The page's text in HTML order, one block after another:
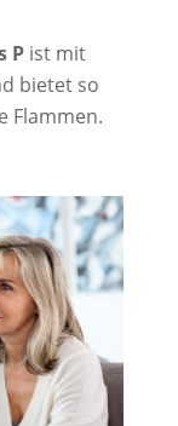
P ist mit
bietet so
Flammen.